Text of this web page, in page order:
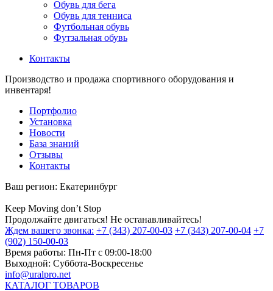
Обувь для бега
Обувь для тенниса
Футбольная обувь
Футзальная обувь
Контакты
Производство и продажа спортивного оборудования и
инвентаря!
Портфолио
Установка
Новости
База знаний
Отзывы
Контакты
Ваш регион: Екатеринбург
Keep Moving don’t Stop
Продолжайте двигаться! Не останавливайтесь!
Ждем вашего звонка: +7 (343) 207-00-03 +7 (343) 207-00-04 +7
(902) 150-00-03
Время работы: Пн-Пт с 09:00-18:00
Выходной: Суббота-Воскресенье
info@uralpro.net
КАТАЛОГ ТОВАРОВ